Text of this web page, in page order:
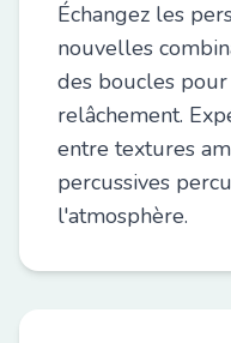
Échangez les
nouvelles
des boucles
relâchement.
entre textures
percussives
l'atmosphère.